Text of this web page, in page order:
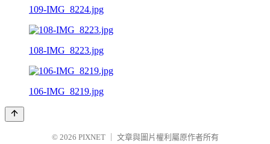
109-IMG_8224.jpg
108-IMG_8223.jpg
106-IMG_8219.jpg
© 2026 PIXNET 文章與圖片權利屬原作者所有